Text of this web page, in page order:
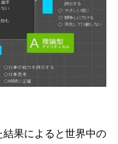
果によると世界中の